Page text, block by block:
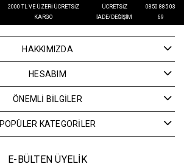
2000 TL VE ÜZERI ÜCRETSIZ
KARGO
ÜCRETSIZ
İADE/DEĞIŞIM
0850 885 03
69
HAKKIMIZDA
HESABIM
ÖNEMLİ BİLGİLER
POPÜLER KATEGORİLER
E-BÜLTEN ÜYELİK